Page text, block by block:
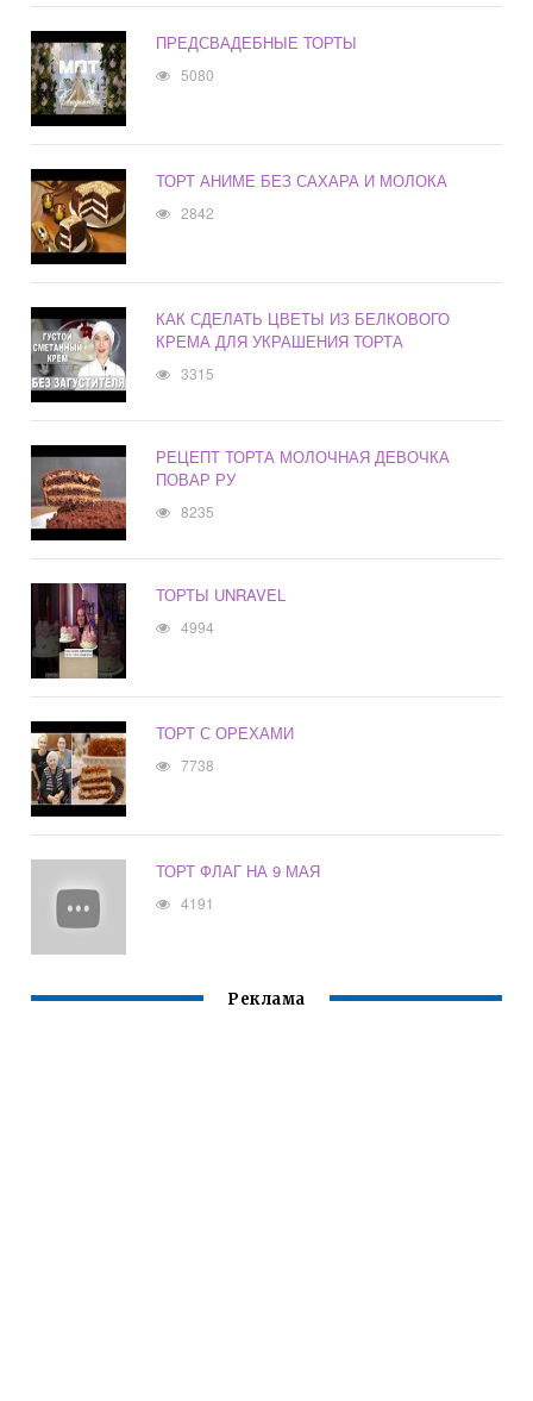
ПРЕДСВАДЕБНЫЕ ТОРТЫ
5080
ТОРТ АНИМЕ БЕЗ САХАРА И МОЛОКА
2842
КАК СДЕЛАТЬ ЦВЕТЫ ИЗ БЕЛКОВОГО
КРЕМА ДЛЯ УКРАШЕНИЯ ТОРТА
3315
РЕЦЕПТ ТОРТА МОЛОЧНАЯ ДЕВОЧКА
ПОВАР РУ
8235
ТОРТЫ UNRAVEL
4994
ТОРТ С ОРЕХАМИ
7738
ТОРТ ФЛАГ НА 9 МАЯ
4191
Реклама